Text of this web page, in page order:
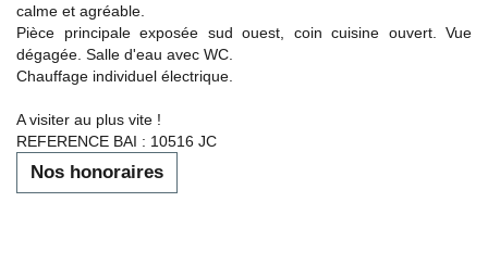
calme et agréable.
Pièce principale exposée sud ouest, coin cuisine ouvert. Vue
dégagée. Salle d'eau avec WC.
Chauffage individuel électrique.
A visiter au plus vite !
REFERENCE BAI : 10516 JC
Nos honoraires